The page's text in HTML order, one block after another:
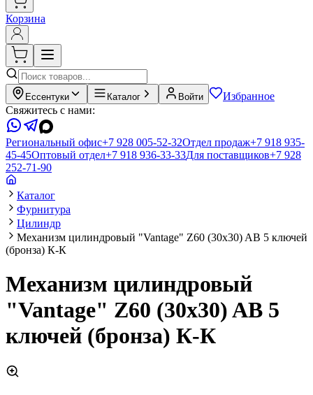
Корзина
Ессентуки Каталог Войти
Избранное
Свяжитесь с нами:
Региональный офис+7 928 005-52-32Отдел продаж+7 918 935-
45-45Оптовый отдел+7 918 936-33-33Для поставщиков+7 928
252-71-90
Каталог
Фурнитура
Цилиндр
Механизм цилиндровый "Vantage" Z60 (30х30) AB 5 ключей
(бронза) К-К
Механизм цилиндровый
"Vantage" Z60 (30х30) AB 5
ключей (бронза) К-К